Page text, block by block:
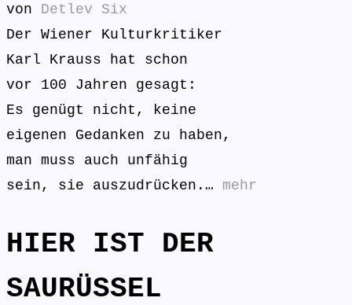
von Detlev Six
Der Wiener Kulturkritiker
Karl Krauss hat schon
vor 100 Jahren gesagt:
Es genügt nicht, keine
eigenen Gedanken zu haben,
man muss auch unfähig
sein, sie auszudrücken.… mehr
HIER IST DER
SAURÜSSEL